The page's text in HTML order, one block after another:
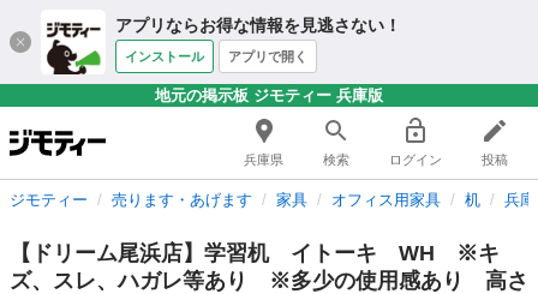
アプリならお得な情報を見逃さない！
インストール アプリで開く
地元の掲示板 ジモティー 兵庫版
兵庫県 検索 ログイン 投稿
ジモティー 売ります・あげます 家具 オフィス用家具 机 兵
【ドリーム尾浜店】学習机 イトーキ WH ※キ
ズ、スレ、ハガレ等あり ※多少の使用感あり 高さ